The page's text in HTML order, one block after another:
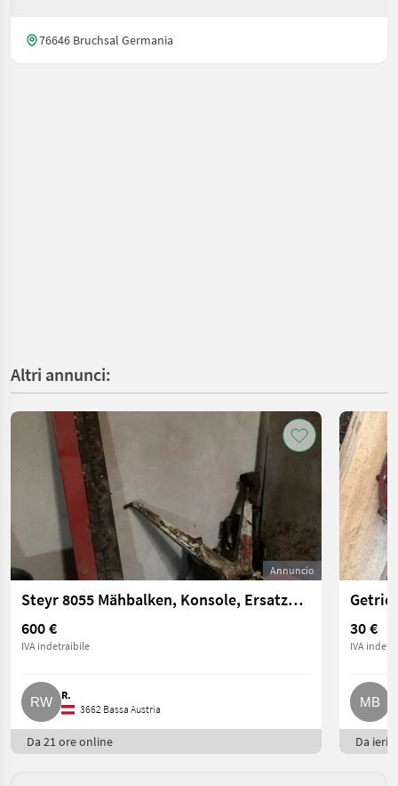
76646 Bruchsal Germania
Altri annunci:
Annuncio
Steyr 8055 Mähbalken, Konsole, Ersatzmesser
600 €
IVA indetraibile
R.
3662 Bassa Austria
Da 21 ore online
30 €
IVA
Da ieri